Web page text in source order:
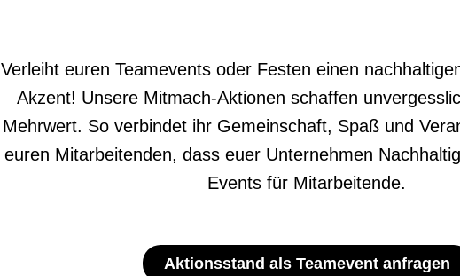
Verleiht euren Teamevents oder Festen einen
Akzent! Unsere Mitmach-Aktionen schaffen
Mehrwert. So verbindet ihr Gemeinschaft, Spaß und
euren Mitarbeitenden, dass euer Unternehmen
Events für Mitarbeitende.
Aktionsstand als Teamevent anfragen